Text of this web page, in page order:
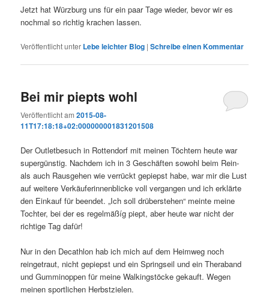
Jetzt hat Würzburg uns für ein paar Tage wieder, bevor wir es
nochmal so richtig krachen lassen.
Veröffentlicht unter Lebe leichter Blog |Schreibe einen Kommentar
Bei mir piepts wohl
Veröffentlicht am2015-08-
11T17:18:18+02:000000001831201508
Der Outletbesuch in Rottendorf mit meinen Töchtern heute war
supergünstig. Nachdem ich in 3 Geschäften sowohl beim Rein-
als auch Rausgehen wie verrückt gepiepst habe, war mir die Lust
auf weitere Verkäuferinnenblicke voll vergangen und ich erklärte
den Einkauf für beendet. „Ich soll drüberstehen“ meinte meine
Tochter, bei der es regelmäßíg piept, aber heute war nicht der
richtige Tag dafür!
Nur in den Decathlon hab ich mich auf dem Heimweg noch
reingetraut, nicht gepiepst und ein Springseil und ein Theraband
und Gumminoppen für meine Walkingstöcke gekauft. Wegen
meinen sportlichen Herbstzielen.